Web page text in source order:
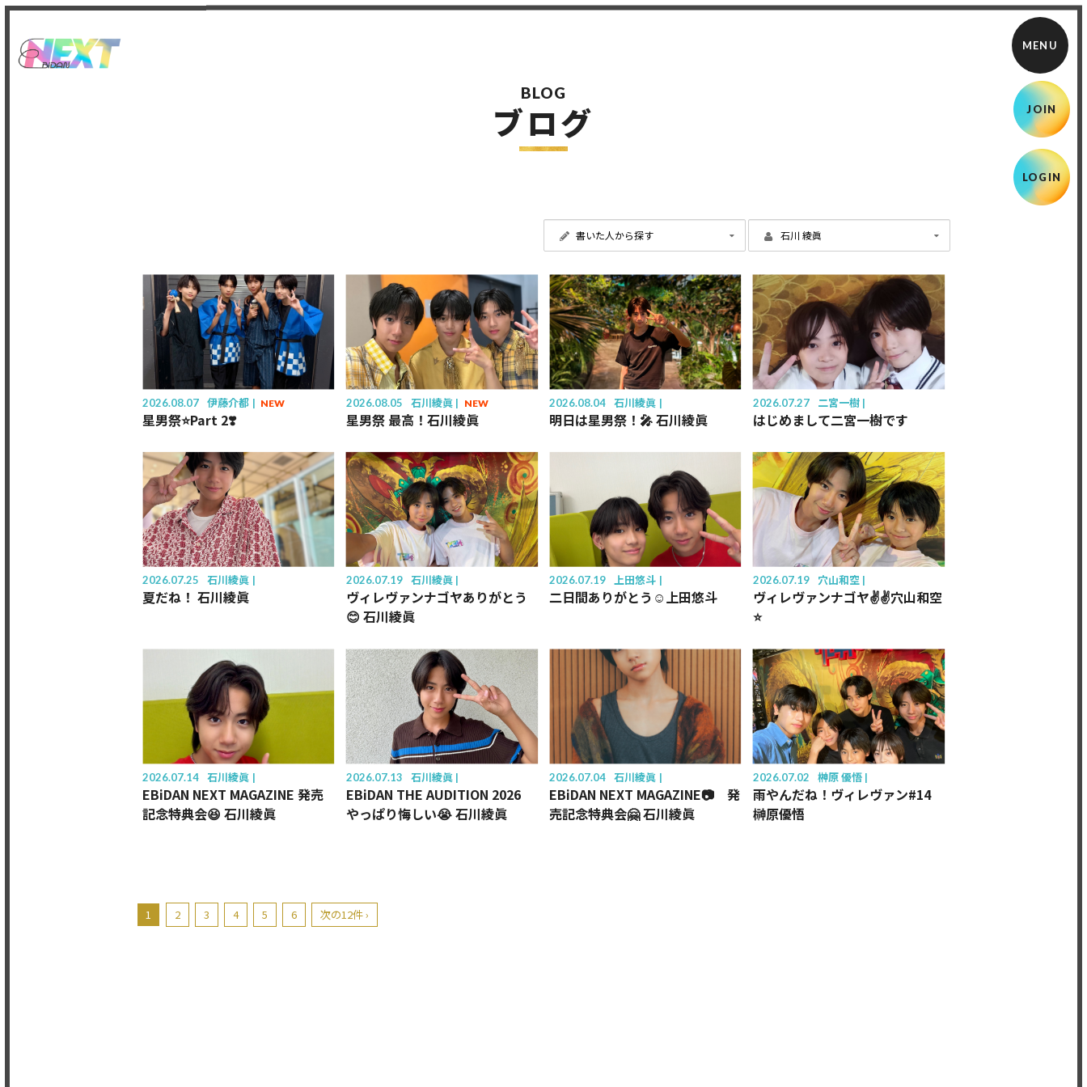
JOIN
LOGIN
BLOG
ブログ
2026.08.07 伊藤介都 NEW
星男祭⭐️Part 2❣️
2026.08.05 石川綾眞 NEW
星男祭 最高！石川綾眞
2026.08.04 石川綾眞
明日は星男祭！🎤 石川綾眞
2026.07.27 二宮一樹
はじめまして二宮一樹です
2026.07.25 石川綾眞
夏だね！ 石川綾眞
2026.07.19 石川綾眞
ヴィレヴァンナゴヤありがとう
😊 石川綾眞
2026.07.19 上田悠斗
二日間ありがとう☺️上田悠斗
2026.07.19 穴山和空
ヴィレヴァンナゴヤ✌️✌️穴山和空
⭐
2026.07.14 石川綾眞
EBiDAN NEXT MAGAZINE 発売
記念特典会😆 石川綾眞
2026.07.13 石川綾眞
EBiDAN THE AUDITION 2026
やっぱり悔しい😭 石川綾眞
2026.07.04 石川綾眞
EBiDAN NEXT MAGAZINE📷 発
売記念特典会🤗 石川綾眞
2026.07.02 榊󠄀原 優悟
雨やんだね！ヴィレヴァン#14
榊原優悟
1 2 3 4 5 6 次の12件 ›